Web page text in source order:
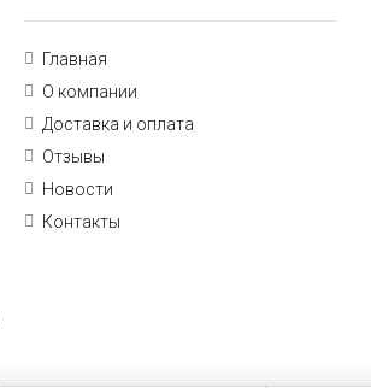
Главная
О компании
Доставка и оплата
Отзывы
Новости
Контакты